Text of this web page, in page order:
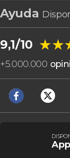
Ayuda
9,1/10
+5.000.000